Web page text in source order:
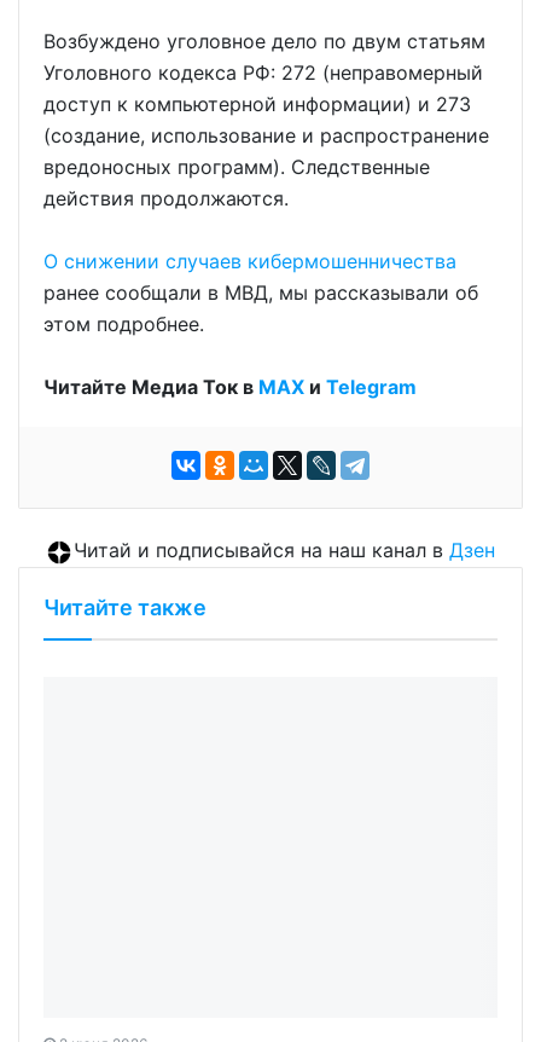
Возбуждено уголовное дело по двум статьям
Уголовного кодекса РФ: 272 (неправомерный
доступ к компьютерной информации) и 273
(создание, использование и распространение
вредоносных программ). Следственные
действия продолжаются.
О снижении случаев кибермошенничества
ранее сообщали в МВД, мы рассказывали об
этом подробнее.
Читайте Медиа Ток в МАХ и Telegram
Читай и подписывайся на наш канал в Дзен
Читайте также